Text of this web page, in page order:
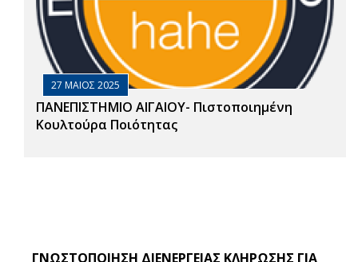
27 ΜΑΙΟΣ 2025
ΠΑΝΕΠΙΣΤΗΜΙΟ ΑΙΓΑΙΟΥ- Πιστοποιημένη
Κουλτούρα Ποιότητας
ΓΝΩΣΤΟΠΟΙΗΣΗ ΔΙΕΝΕΡΓΕΙΑΣ ΚΛΗΡΩΣΗΣ ΓΙΑ